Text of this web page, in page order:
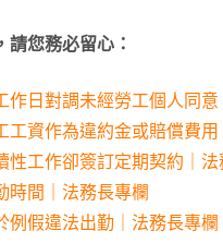
您務必留心：
日對調未經勞工個人同意
資作為違約金或賠償費用
工作卻簽訂定期契約｜法
時間｜法務長專欄
例假違法出勤｜法務長專欄